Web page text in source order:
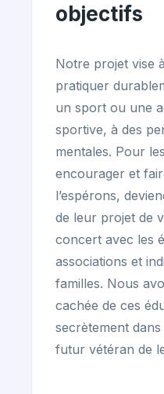
objectifs
Notre projet vise
pratiquer
un sport ou une
sportive, à des
mentales. Pour
encourager et
l’espérons,
de leur projet de
concert avec les
associations et
familles. Nous
cachée de ces
secrètement
futur vétéran de